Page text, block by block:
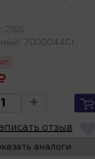
: 2165
: 7000044Cr
+
отзыв
аналоги